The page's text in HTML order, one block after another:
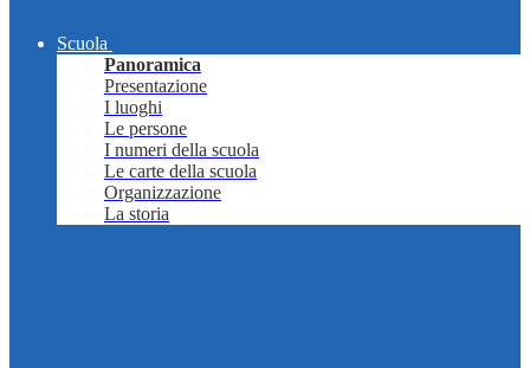
Scuola
Panoramica
Presentazione
I luoghi
Le persone
I numeri della scuola
Le carte della scuola
Organizzazione
La storia